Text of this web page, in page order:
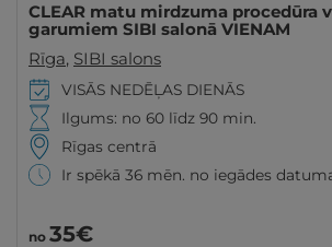
CLEAR matu mirdzuma procedūra
garumiem SIBI salonā VIENAM
Rīga, SIBI salons
VISĀS NEDĒĻAS DIENĀS
Ilgums: no 60 līdz 90 min.
Rīgas centrā
Ir spēkā 36 mēn. no iegādes
no 35€